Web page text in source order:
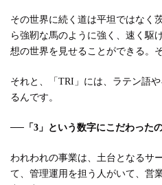
その世界に続く道は平坦ではなく
ら強靭な馬のように強く、速く駆
想の世界を見せることができる。
それと、「TRI」には、ラテン語
るんです。
── 「3」という数字にこだわった
われわれの事業は、土台となるサ
て、管理運用を担う人がいて、営